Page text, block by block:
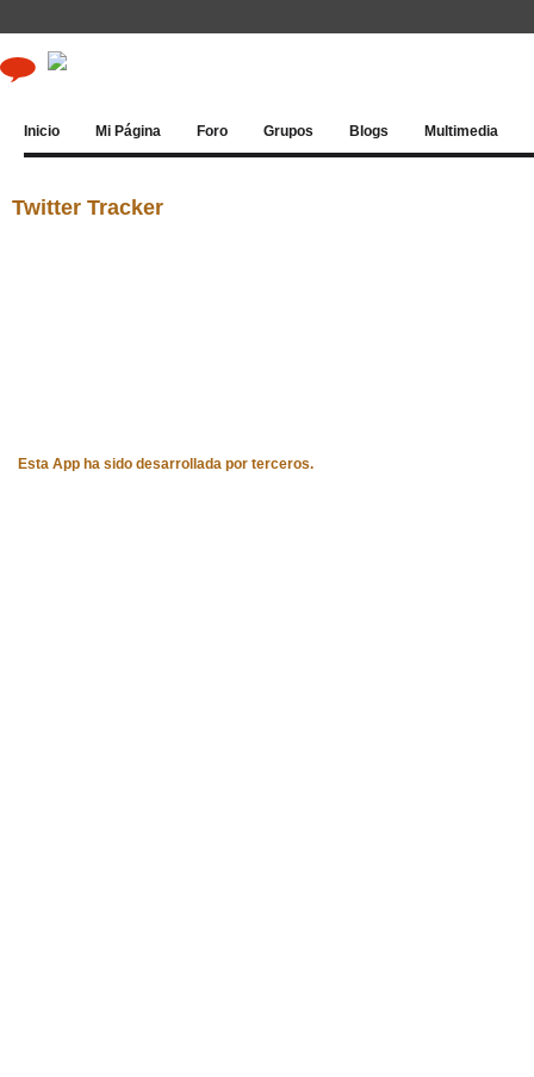
Inicio Mi Página Foro Grupos Blogs Multimedia
Twitter Tracker
Esta App ha sido desarrollada por terceros.